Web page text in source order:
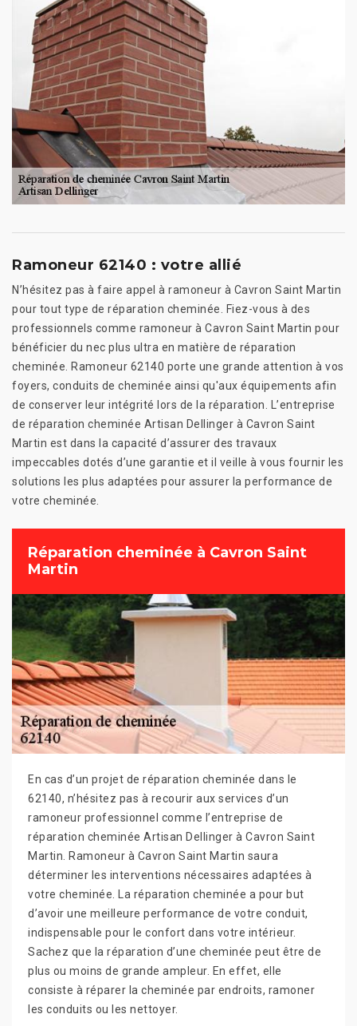
Ramoneur 62140 : votre allié
N’hésitez pas à faire appel à ramoneur à Cavron Saint Martin
pour tout type de réparation cheminée. Fiez-vous à des
professionnels comme ramoneur à Cavron Saint Martin pour
bénéficier du nec plus ultra en matière de réparation
cheminée. Ramoneur 62140 porte une grande attention à vos
foyers, conduits de cheminée ainsi qu'aux équipements afin
de conserver leur intégrité lors de la réparation. L’entreprise
de réparation cheminée Artisan Dellinger à Cavron Saint
Martin est dans la capacité d’assurer des travaux
impeccables dotés d’une garantie et il veille à vous fournir les
solutions les plus adaptées pour assurer la performance de
votre cheminée.
Réparation cheminée à Cavron Saint
Martin
En cas d’un projet de réparation cheminée dans le
62140, n’hésitez pas à recourir aux services d’un
ramoneur professionnel comme l’entreprise de
réparation cheminée Artisan Dellinger à Cavron Saint
Martin. Ramoneur à Cavron Saint Martin saura
déterminer les interventions nécessaires adaptées à
votre cheminée. La réparation cheminée a pour but
d’avoir une meilleure performance de votre conduit,
indispensable pour le confort dans votre intérieur.
Sachez que la réparation d’une cheminée peut être de
plus ou moins de grande ampleur. En effet, elle
consiste à réparer la cheminée par endroits, ramoner
les conduits ou les nettoyer.